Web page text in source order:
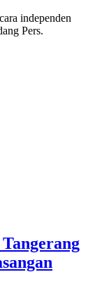
independen
Pers.